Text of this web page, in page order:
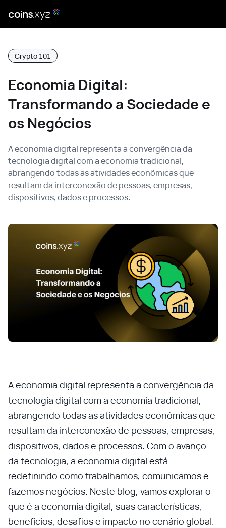
Crypto 101
Economia Digital:
Transformando a Sociedade e
os Negócios
A economia digital representa a convergência da
tecnologia digital com a economia tradicional,
abrangendo todas as atividades econômicas que
resultam da interconexão de pessoas, empresas,
dispositivos, dados e processos.
A economia digital representa a convergência da
tecnologia digital com a economia tradicional,
abrangendo todas as atividades econômicas que
resultam da interconexão de pessoas, empresas,
dispositivos, dados e processos. Com o avanço
da tecnologia, a economia digital está
redefinindo como trabalhamos, comunicamos e
fazemos negócios. Neste blog, vamos explorar o
que é a economia digital, suas características,
benefícios, desafios e impacto no cenário global.